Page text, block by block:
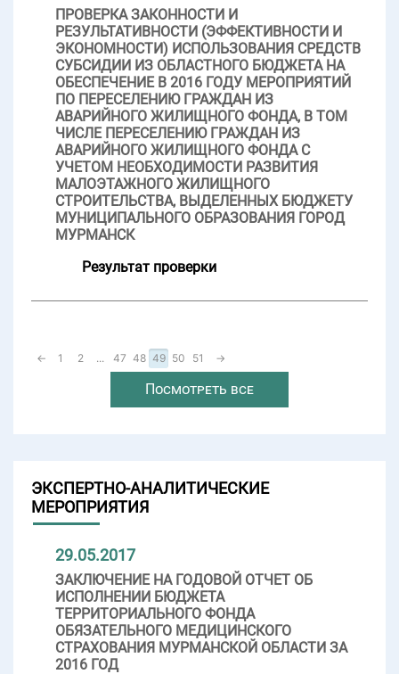
ПРОВЕРКА ЗАКОННОСТИ И
РЕЗУЛЬТАТИВНОСТИ (ЭФФЕКТИВНОСТИ И
ЭКОНОМНОСТИ) ИСПОЛЬЗОВАНИЯ СРЕДСТВ
СУБСИДИИ ИЗ ОБЛАСТНОГО БЮДЖЕТА НА
ОБЕСПЕЧЕНИЕ В 2016 ГОДУ МЕРОПРИЯТИЙ
ПО ПЕРЕСЕЛЕНИЮ ГРАЖДАН ИЗ
АВАРИЙНОГО ЖИЛИЩНОГО ФОНДА, В ТОМ
ЧИСЛЕ ПЕРЕСЕЛЕНИЮ ГРАЖДАН ИЗ
АВАРИЙНОГО ЖИЛИЩНОГО ФОНДА С
УЧЕТОМ НЕОБХОДИМОСТИ РАЗВИТИЯ
МАЛОЭТАЖНОГО ЖИЛИЩНОГО
СТРОИТЕЛЬСТВА, ВЫДЕЛЕННЫХ БЮДЖЕТУ
МУНИЦИПАЛЬНОГО ОБРАЗОВАНИЯ ГОРОД
МУРМАНСК
Результат проверки
← 1 2 ... 47 48 49 50 51 →
Посмотреть все
ЭКСПЕРТНО-АНАЛИТИЧЕСКИЕ
МЕРОПРИЯТИЯ
29.05.2017
ЗАКЛЮЧЕНИЕ НА ГОДОВОЙ ОТЧЕТ ОБ
ИСПОЛНЕНИИ БЮДЖЕТА
ТЕРРИТОРИАЛЬНОГО ФОНДА
ОБЯЗАТЕЛЬНОГО МЕДИЦИНСКОГО
СТРАХОВАНИЯ МУРМАНСКОЙ ОБЛАСТИ ЗА
2016 ГОД